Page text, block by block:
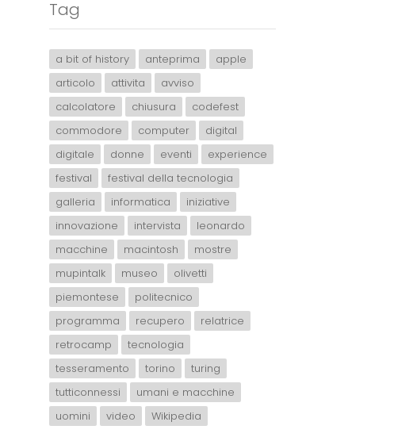
Tag
a bit of history anteprima
apple
articolo
attivita
avviso
calcolatore
chiusura
codefest
commodore
computer
digital
digitale
donne eventi
experience
festival
festival della tecnologia
galleria
informatica
iniziative
innovazione
intervista
leonardo
macchine
macintosh
mostre
mupintalk
museo
olivetti
piemontese
politecnico
programma
recupero
relatrice
retrocamp
tecnologia
tesseramento
torino
turing
tutticonnessi
umani e macchine
uomini
video Wikipedia